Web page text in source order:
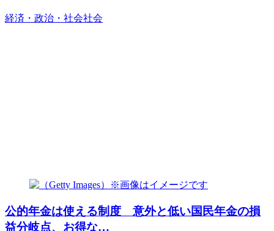
経済・政治・社会社会
公的年金は使える制度 意外と低い国民年金の損
益分岐点、お得な…